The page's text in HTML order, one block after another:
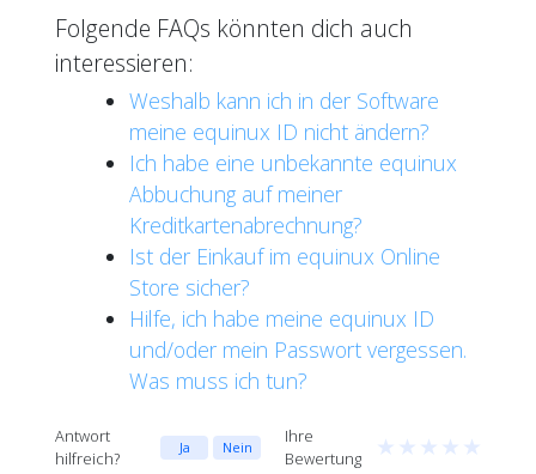
Folgende FAQs könnten dich auch
interessieren:
Weshalb kann ich in der Software
meine equinux ID nicht ändern?
Ich habe eine unbekannte equinux
Abbuchung auf meiner
Kreditkartenabrechnung?
Ist der Einkauf im equinux Online
Store sicher?
Hilfe, ich habe meine equinux ID
und/oder mein Passwort vergessen.
Was muss ich tun?
Antwort
hilfreich?
Ja Nein
Ihre
Bewertung
★ ★ ★ ★ ★